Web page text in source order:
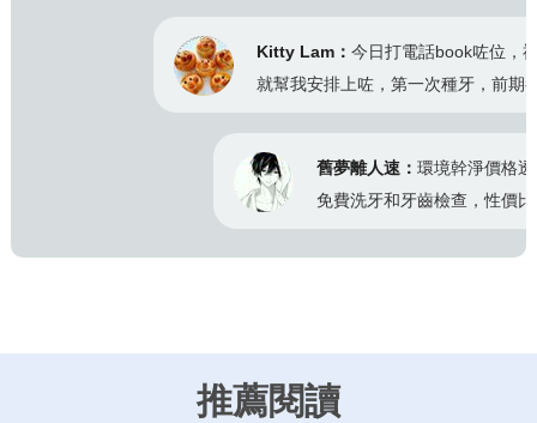
Kitty Lam： 今日打電話book咗位，禮拜人
就幫我安排上咗，第一次種牙，前期都交代
舊夢離人速：環境幹淨價格透明實
免費洗牙和牙齒檢查，性價比超高
推薦閱讀